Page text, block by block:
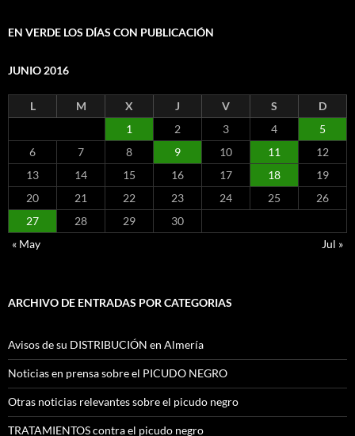
EN VERDE LOS DÍAS CON PUBLICACIÓN
JUNIO 2016
L M X J V S
D
1
2 3 4
5
6
7 8 9 10 11
12
13
14 15 16 17 18
19
20
21 22 23 24 25
26
27
28 29
30
« May
Jul »
ARCHIVO DE ENTRADAS POR CATEGORIAS
Avisos de su DISTRIBUCIÓN en Almería
Noticias en prensa sobre el PICUDO NEGRO
Otras noticias relevantes sobre el picudo negro
TRATAMIENTOS contra el picudo negro